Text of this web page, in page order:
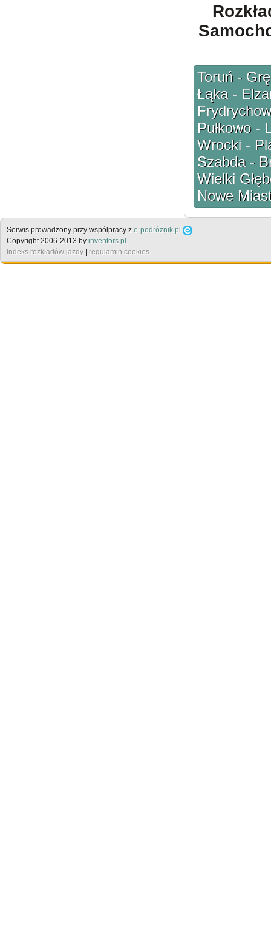
Toruń -
Łąka -
Pułkowo -
Wrocki -
Szabda -
Wielki
Nowe
Serwis prowadzony przy współpracy z e-podróżnik.pl
Copyright 2006-2013 by inventors.pl
Indeks rozkładów jazdy | regulamin cookies